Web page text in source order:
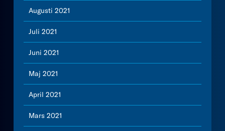
Augusti 2021
Juli 2021
Juni 2021
Maj 2021
April 2021
Mars 2021